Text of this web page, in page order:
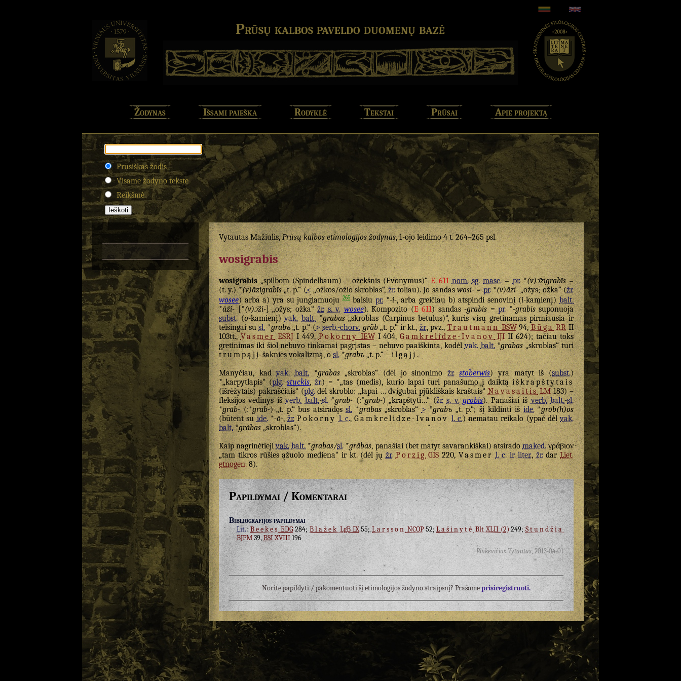
Prūsų kalbos paveldo duomenų bazė
Žodynas Išsami paieška Rodyklė Tekstai Prūsai Apie projektą
Prūsiškas žodis
Visame žodyno tekste
Reikšmė
Vytautas Mažiulis,Prūsų kalbos etimologijos žodynas, 1-ojo leidimo 4 t. 264–265 psl.
wosigrabis
wosigrabis„spilboͤm (Spindelbaum) – ožekšnis (Evonymus)“E 611 nom. sg. masc.=pr.*(v)ɔ̄zigrabīs=
(t. y.) *(v)āzigrabīs„t. p.“ (<„ožkos/ožio skroblas“,žr.toliau). Jo sandaswosi-=pr.*(v)āzi-„ožys; ožka“ (žr.
wosee) arba a) yra su jungiamuoju265balsiupr.*-i-, arba greičiau b) atspindi senovinį (i-kamienį)balt.
*āźi-[*(v)ɔ̄źi-] „ožys; ožka“žr. s. v. wosee). Kompozito (E 611) sandas -grabis=pr.*-grabīssuponuoja
subst.(o-kamienį)vak. balt.*grabas„skroblas (Carpinus betulus)“, kuris visų gretinamas pirmiausia ir
teisingai susl.*grabъ„t. p.“ (> serb.-chorv. grȁb„t. p.“ ir kt.,žr., pvz.,Trautmann BSW94,BūgaRRII
103tt.,VasmerESRJI 449,Pokorny IEWI 404,Gamkrelidze-IvanovIJIII 624); tačiau toks
gretinimas iki šiol nebuvo tinkamai pagrįstas – nebuvo paaiškinta, kodėlvak. balt.*grabas„skroblas“ turi
trumpąjįšaknies vokalizmą, osl.*grabъ„t. p.“ –ilgąjį .
Manyčiau, kadvak. balt.*grabas„skroblas“ (dėl jo sinonimožr. stoberwis) yra matyt iš (subst.)
*„karpytlapis“ (plg. stuckis,žr.) = *„tas (medis), kurio lapai turi panašumo į daiktąiškrapštytais
(išrėžytais) pakraščiais“ (plg.dėl skroblo: „lapai … dvigubai pjūkliškais kraštais“NavasaitisLM183) –
fleksijos vedinys išverb. balt.-sl.*grab- (:*grāb-) „krapštyti…“ (žr. s. v. grobis). Panašiai išverb. balt.-sl.
*grāb-(:*grab-) „t. p.“ bus atsiradęssl. *grābas„skroblas“>*grabъ„t. p.“; šį kildinti iš ide.*grōb(h)os
(būtent suide.*-ō-,žr. Pokorny l. c.,Gamkrelidze-Ivanov l. c.) nematau reikalo (ypač dėlvak.
balt.*grăbas„skroblas“).
Kaip nagrinėtiejivak. balt.*grabas/sl.*grābas, panašiai (bet matyt savarankiškai) atsiradomaked.γράβιον
„tam tikros rūšies ąžuolo mediena“ ir kt. (dėl jų žr. Porzig GIS220, Vasmer l. c. ir liter.,žr.darLiet.
etnogen. 8).
Papildymai / Komentarai
Bibliografijos papildymai
Lit.:BeekesEDG284;BlažekLgB IX55;LarssonNCOP52;Lašinytė Blt XLII (2)249;Stundžia
BJPM39,BSI XVIII196
Rinkevičius Vytautas, 2013-04-01
Norite papildyti / pakomentuoti šį etimologijos žodyno straipsnį? Prašomeprisiregistruoti.